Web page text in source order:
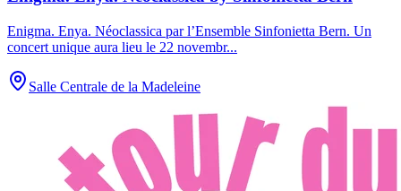
Enigma. Enya. Néoclassica par l’Ensemble Sinfonietta Bern. Un
concert unique aura lieu le 22 novembr...
Salle Centrale de la Madeleine